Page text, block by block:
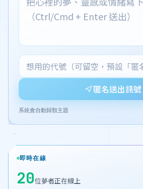
匿名送出訊號
系統會自動歸類主題
即時在線
20位夢者正在線上